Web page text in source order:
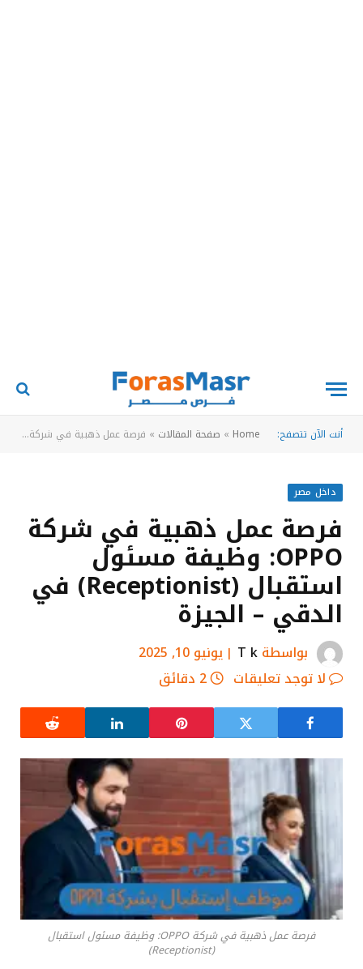
أنت الآن تتصفح: Home
» صفحة المقالات » فرصة عمل ذهبية في شركة OPPO: وظيفة مسئول استقبال (Receptionist) في الدقي – الجيزة
داخل مصر
فرصة عمل ذهبية في شركة
OPPO: وظيفة مسئول
استقبال (Receptionist) في
الدقي – الجيزة
بواسطةT k
يونيو 10, 2025
لا توجد تعليقات
2 دقائق
فرصة عمل ذهبية في شركة OPPO: وظيفة مسئول استقبال
(Receptionist)